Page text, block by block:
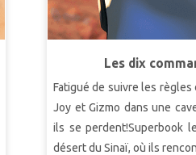
Les dix
Fatigué de suivre les règles
Joy et Gizmo dans une
ils se perdent!Superbook
désert du Sinaï, où ils